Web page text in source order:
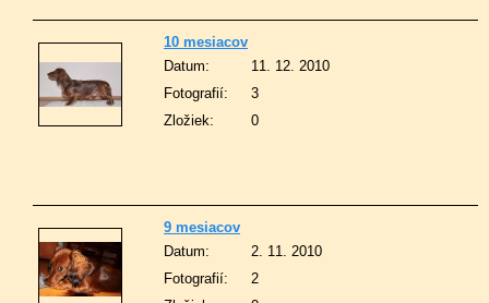
10 mesiacov
Datum:
11. 12. 2010
Fotografií:
3
Zložiek:
0
9 mesiacov
Datum:
2. 11. 2010
Fotografií:
2